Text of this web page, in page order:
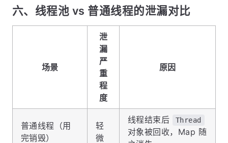
六、线程池 vs 普通线程的泄漏对比
场景
泄
漏
严
重
程
度
原因
普通线程（用
完销毁）
轻
微
线程结束后 Thread
对象被回收，Map 随